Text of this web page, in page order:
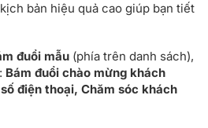
bản hiệu quả cao giúp bạn tiết
đuổi mẫu (phía trên danh sách),
Bám đuổi chào mừng khách
điện thoại, Chăm sóc khách